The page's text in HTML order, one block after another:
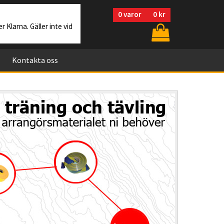
0varor 0 kr
Klarna. Gäller inte vid
Kontakta oss